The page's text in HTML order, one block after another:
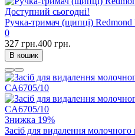
Доступний сьогодні!
Ручка-тримач (щипці)
0
327 грн.400 грн.
В кошик
Знижка 19%
Засіб для видалення